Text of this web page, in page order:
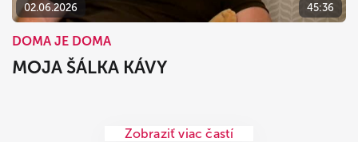
02.06.2026 45:36
DOMA JE DOMA
MOJA ŠÁLKA KÁVY
Zobraziť viac častí